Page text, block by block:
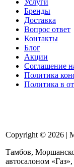
Услуги
Бренды
Доставка
Вопрос ответ
Контакты
Блог
Акции
Соглашение
Политика
Политика в
Copyright © 2026 |
Тамбов,
автосалоном